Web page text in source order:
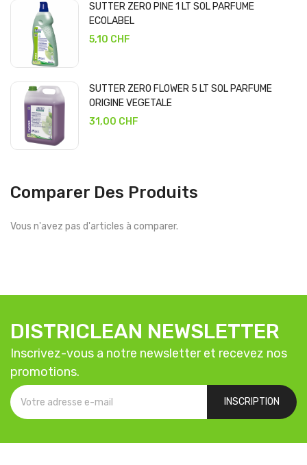
SUTTER ZERO PINE 1 LT SOL PARFUME
ECOLABEL
5,10 CHF
SUTTER ZERO FLOWER 5 LT SOL PARFUME
ORIGINE VEGETALE
31,00 CHF
Comparer Des Produits
Vous n'avez pas d'articles à comparer.
DISTRICLEAN NEWSLETTER
Inscrivez-vous a notre newsletter et recevez nos
promotions.
INSCRIPTION